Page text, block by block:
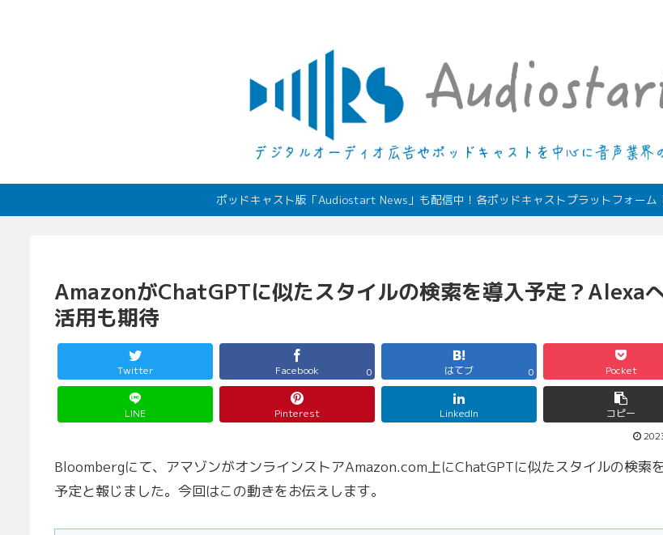
ポッドキャスト版「Audiostart News」も配信中！各ポッドキャストプラットフォーム
AmazonがChatGPTに似たスタイルの検索を導入予定？Alexa
活用も期待
Twitter Facebook 0 はてブ 0 Pocket
LINE Pinterest LinkedIn
コピー
Bloombergにて、アマゾンがオンラインストアAmazon.com上にChatGPTに似たスタイルの検索
予定と報じました。今回はこの動きをお伝えします。